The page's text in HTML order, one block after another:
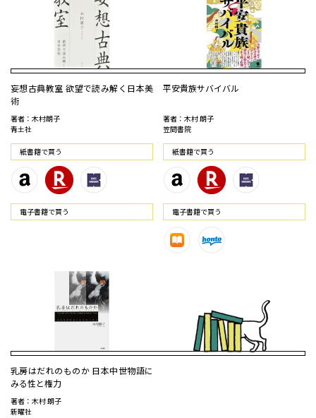
妄想古典教室 欲望で読み解く日本美
術
著者：木村朗子
青土社
紙書籍で買う
電⼦書籍で買う
平安貴族サバイバル
著者：木村 朗子
笠間書院
紙書籍で買う
電⼦書籍で買う
乳房はだれのものか 日本中世物語に
みる性と権力
著者：木村 朗子
新曜社